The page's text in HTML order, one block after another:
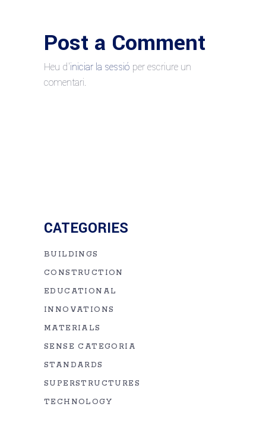
Post a Comment
Heu d'iniciar la sessió per escriure un
comentari.
CATEGORIES
BUILDINGS
CONSTRUCTION
EDUCATIONAL
INNOVATIONS
MATERIALS
SENSE CATEGORIA
STANDARDS
SUPERSTRUCTURES
TECHNOLOGY